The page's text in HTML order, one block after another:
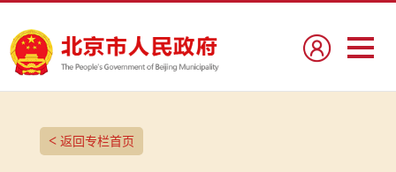
<返回专栏首页